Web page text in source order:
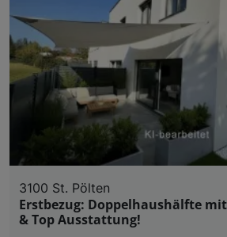
3100 St. Pölten
Erstbezug: Doppelhaushälfte
& Top Ausstattung!